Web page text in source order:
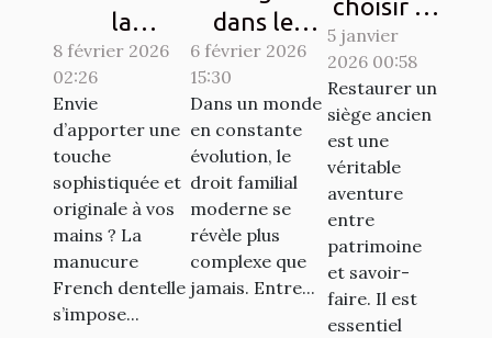
la
manucure
French
dentelle
transforme-
t-elle votre
style ?
8 février 2026
02:26
Envie
d’apporter une
touche
sophistiquée et
originale à vos
mains ? La
manucure
French dentelle
s’impose...
dans les
complexités
du droit
familial
moderne
6 février 2026
15:30
Dans un monde
en constante
évolution, le
droit familial
moderne se
révèle plus
complexe que
jamais. Entre...
choisir le
bon
artisan
pour
restaurer
vos
sièges
anciens ?
5 janvier
2026 00:58
Restaurer un
siège ancien
est une
véritable
aventure
entre
patrimoine
et savoir-
faire. Il est
essentiel